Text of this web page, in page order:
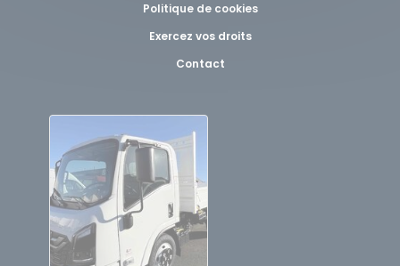
Politique de cookies
Exercez vos droits
Contact